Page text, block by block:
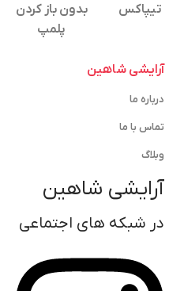
تیپاکس
بدون باز کردن
پلمپ
آرایشی شاهین
درباره ما
تماس با ما
وبلاگ
آرایشی شاهین
در شبکه های اجتماعی